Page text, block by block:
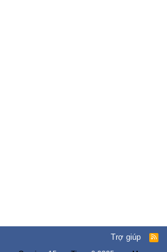
Trợ giúp
R